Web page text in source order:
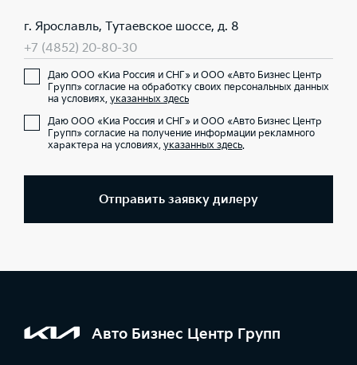
г. Ярославль, Тутаевское шоссе, д. 8
+7 (4852) 20-80-30
Даю ООО «Киа Россия и СНГ» и ООО «Авто Бизнес Центр
Групп» согласие на обработку своих персональных данных
на условиях, указанных здесь
Даю ООО «Киа Россия и СНГ» и ООО «Авто Бизнес Центр
Групп» согласие на получение информации рекламного
характера на условиях, указанных здесь.
Отправить заявку дилеру
Авто Бизнес Центр Групп